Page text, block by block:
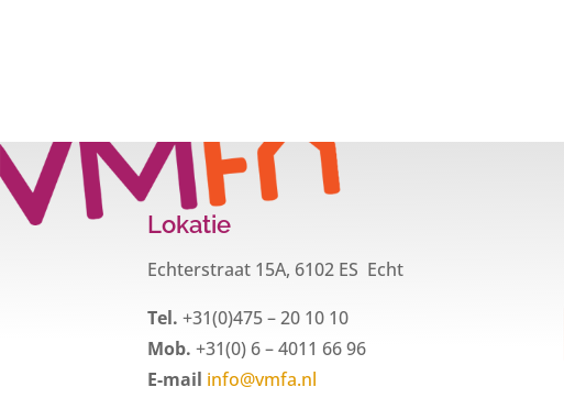
Lokatie
Echterstraat 15A, 6102 ES Echt
Tel. +31(0)475 – 20 10 10
Mob. +31(0) 6 – 4011 66 96
E-mail info@vmfa.nl